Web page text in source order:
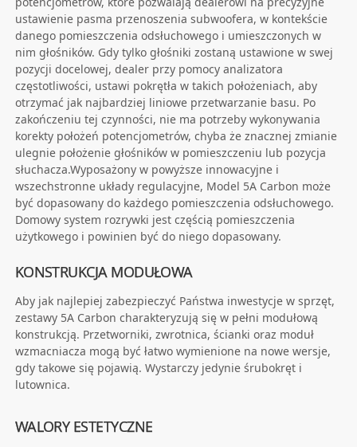
ustawienie pasma przenoszenia subwoofera, w kontekście
danego pomieszczenia odsłuchowego i umieszczonych w
nim głośników. Gdy tylko głośniki zostaną ustawione w swej
pozycji docelowej, dealer przy pomocy analizatora
częstotliwości, ustawi pokrętła w takich położeniach, aby
otrzymać jak najbardziej liniowe przetwarzanie basu. Po
zakończeniu tej czynności, nie ma potrzeby wykonywania
korekty położeń potencjometrów, chyba że znacznej zmianie
ulegnie położenie głośników w pomieszczeniu lub pozycja
słuchacza.Wyposażony w powyższe innowacyjne i
wszechstronne układy regulacyjne, Model 5A Carbon może
być dopasowany do każdego pomieszczenia odsłuchowego.
Domowy system rozrywki jest częścią pomieszczenia
użytkowego i powinien być do niego dopasowany.
KONSTRUKCJA MODUŁOWA
Aby jak najlepiej zabezpieczyć Państwa inwestycje w sprzęt,
zestawy 5A Carbon charakteryzują się w pełni modułową
konstrukcją. Przetworniki, zwrotnica, ścianki oraz moduł
wzmacniacza mogą być łatwo wymienione na nowe wersje,
gdy takowe się pojawią. Wystarczy jedynie śrubokręt i
lutownica.
WALORY ESTETYCZNE